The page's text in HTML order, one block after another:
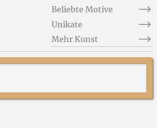
Beliebte Motive
Unikate
Mehr Kunst